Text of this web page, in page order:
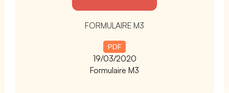
FORMULAIRE M3
PDF
19/03/2020
Formulaire M3